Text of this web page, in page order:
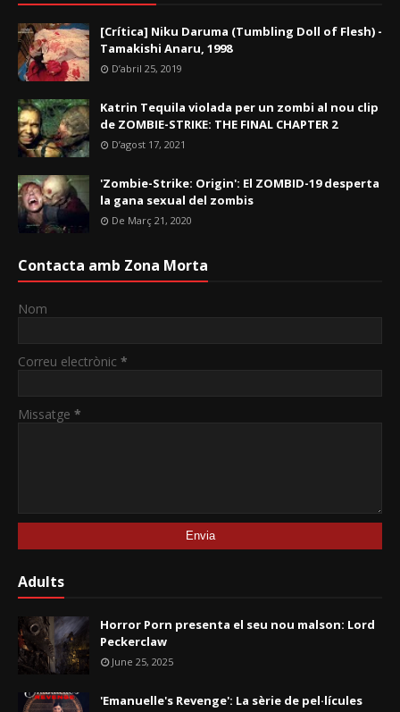
[Crítica] Niku Daruma (Tumbling Doll of Flesh) -
Tamakishi Anaru, 1998
D’abril 25, 2019
Katrin Tequila violada per un zombi al nou clip
de ZOMBIE-STRIKE: THE FINAL CHAPTER 2
D’agost 17, 2021
'Zombie-Strike: Origin': El ZOMBID-19 desperta
la gana sexual del zombis
De Març 21, 2020
Contacta amb Zona Morta
Nom
Correu electrònic *
Missatge *
Adults
Horror Porn presenta el seu nou malson: Lord
Peckerclaw
June 25, 2025
'Emanuelle's Revenge': La sèrie de pel·lícules